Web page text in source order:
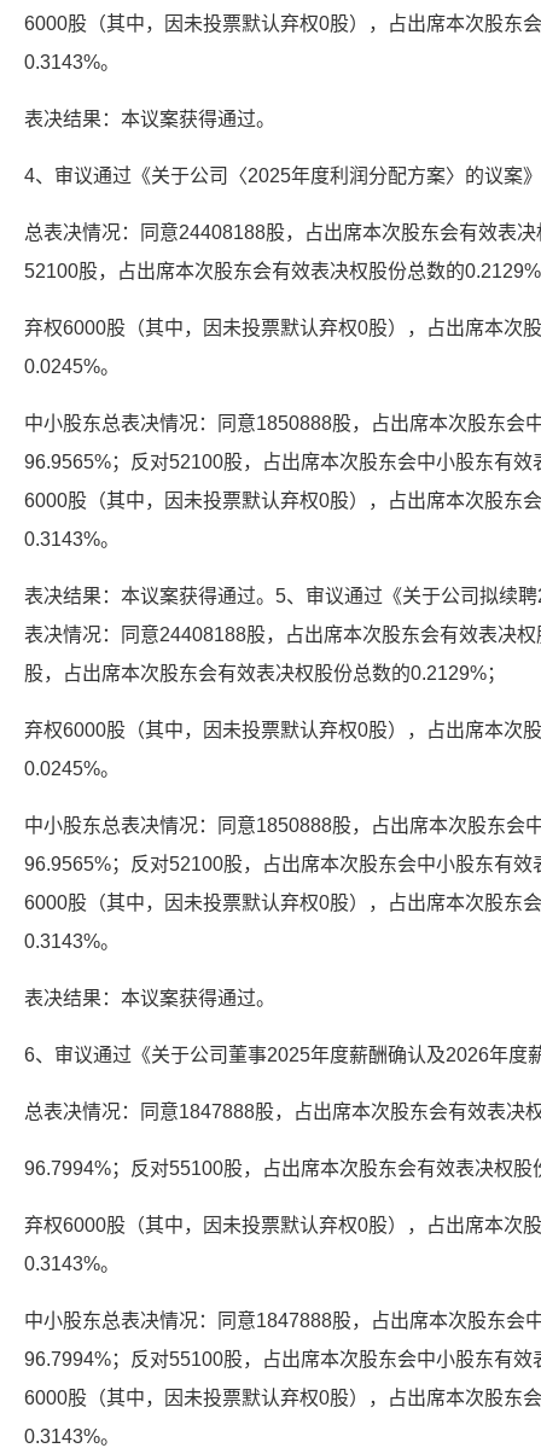
6000股（其中，因未投票默认弃权0股），占出席本次股东
0.3143%。
表决结果：本议案获得通过。
4、审议通过《关于公司〈2025年度利润分配方案〉的议案》
总表决情况：同意24408188股，占出席本次股东会有效表
52100股，占出席本次股东会有效表决权股份总数的
弃权6000股（其中，因未投票默认弃权0股），占出席本次
0.0245%。
中小股东总表决情况：同意1850888股，占出席本次股东会
96.9565%；反对52100股，占出席本次股东会中小股东有
6000股（其中，因未投票默认弃权0股），占出席本次股东
0.3143%。
表决结果：本议案获得通过。5、审议通过《关于公司拟续
表决情况：同意24408188股，占出席本次股东会有效表决
股，占出席本次股东会有效表决权股份总数的0.2129%；
弃权6000股（其中，因未投票默认弃权0股），占出席本次
0.0245%。
中小股东总表决情况：同意1850888股，占出席本次股东会
96.9565%；反对52100股，占出席本次股东会中小股东有
6000股（其中，因未投票默认弃权0股），占出席本次股东
0.3143%。
表决结果：本议案获得通过。
6、审议通过《关于公司董事2025年度薪酬确认及2026年度
总表决情况：同意1847888股，占出席本次股东会有效表决
96.7994%；反对55100股，占出席本次股东会有效表决权股
弃权6000股（其中，因未投票默认弃权0股），占出席本次
0.3143%。
中小股东总表决情况：同意1847888股，占出席本次股东会
96.7994%；反对55100股，占出席本次股东会中小股东有
6000股（其中，因未投票默认弃权0股），占出席本次股东
0.3143%。